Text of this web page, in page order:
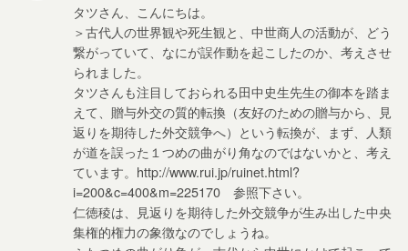
タツさん、こんにちは。
＞古代人の世界観や死生観と、中世商人の活動が、どう
繋がっていて、なにが誤作動を起こしたのか、考えさせ
られました。
タツさんも注目しておられる田中史生先生の御本を踏ま
えて、贈与外交の質的転換（友好のための贈与から、見
返りを期待した外交競争へ）という転換が、まず、人類
が道を誤った１つめの曲がり角なのではないかと、考え
ています。http://www.rui.jp/ruinet.html?
i=200&c=400&m=225170 参照下さい。
仁徳稜は、見返りを期待した外交競争が生み出した中央
集権的権力の象徴なのでしょうね。